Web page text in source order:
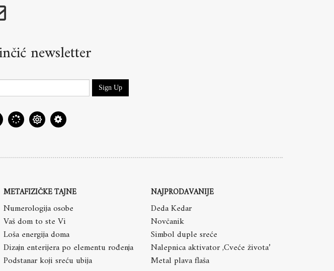
newsletter
Sign Up
METAFIZIČKE TAJNE
Numerologija osobe
Vaš dom to ste Vi
Loša energija doma
Dizajn enterijera po elementu rođenja
Podstanar koji sreću ubija
NAJPRODAVANIJE
Deda Kedar
Novčanik
Simbol duple sreće
Nalepnica aktivator ,Cveće života’
Metal plava flaša